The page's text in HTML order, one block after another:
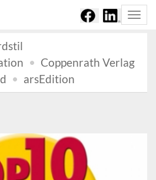
Coppenrath Verlag
arsEdition